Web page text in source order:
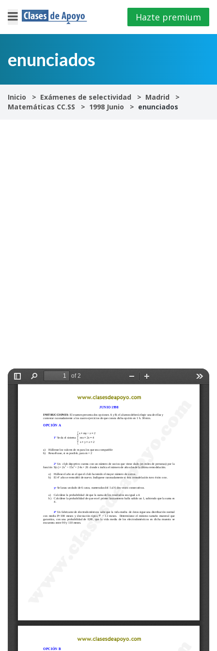
×
sesión
Hazte premium
enunciados
Inicio Exámenes de selectividad
Madrid
Matemáticas CC.SS
1998 Junio enunciados